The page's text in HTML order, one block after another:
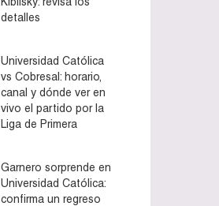
detalles
Universidad Católica
vs Cobresal: horario,
canal y dónde ver en
vivo el partido por la
Liga de Primera
Garnero sorprende en
Universidad Católica:
confirma un regreso